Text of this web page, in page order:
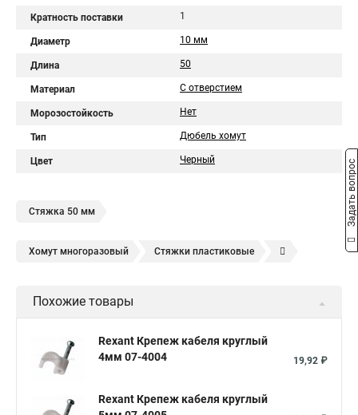
Кратность поставки 1
Диаметр 10 мм
Длина 50
Материал С отверстием
Морозостойкость Нет
Тип Дюбель хомут
Цвет Черный
Стяжка 50 мм
Хомут многоразовый Стяжки пластиковые
Нейлон кабельные стяжки
Хомут кабельный нейлоновый
Стяжки пластиковые размеры
Похожие товары
Rexant Крепеж кабеля круглый
4мм 07-4004
19,92 ₽
Rexant Крепеж кабеля круглый
Задать вопрос